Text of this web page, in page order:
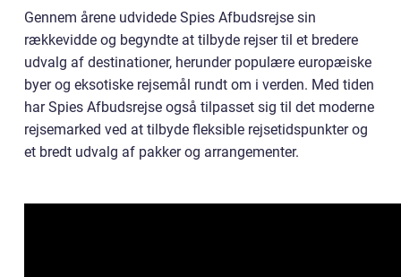
Gennem årene udvidede Spies Afbudsrejse sin
rækkevidde og begyndte at tilbyde rejser til et bredere
udvalg af destinationer, herunder populære europæiske
byer og eksotiske rejsemål rundt om i verden. Med tiden
har Spies Afbudsrejse også tilpasset sig til det moderne
rejsemarked ved at tilbyde fleksible rejsetidspunkter og
et bredt udvalg af pakker og arrangementer.